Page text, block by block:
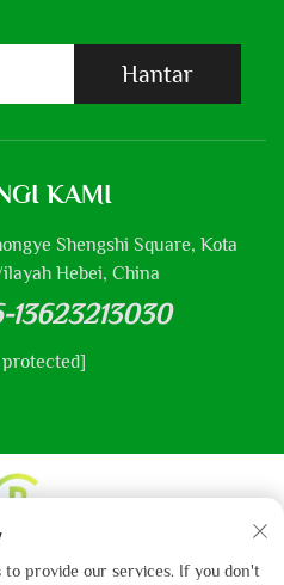
Hantar
KAMI
Shengshi Square, Kota
Hebei, China
13623213030
Hebei Gaibo Textile Co., Ltd.
to provide our services. If you don't